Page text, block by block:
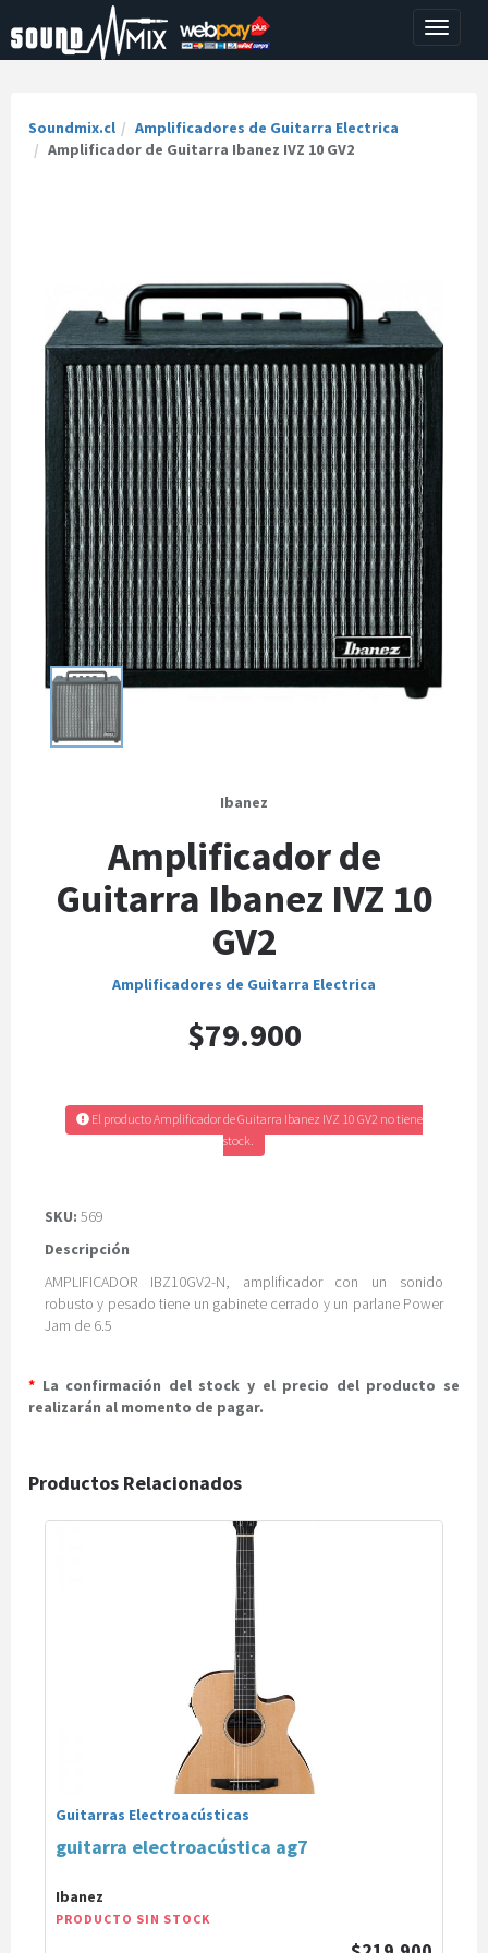
Toggle
Soundmix.cl
Amplificadores de Guitarra Electrica
Amplificador de Guitarra Ibanez IVZ 10 GV2
Ibanez
Amplificador de
Guitarra Ibanez IVZ 10
GV2
Amplificadores de Guitarra Electrica
$79.900
El producto Amplificador de Guitarra Ibanez IVZ 10 GV2 no tiene
stock.
SKU: 569
Descripción
AMPLIFICADOR IBZ10GV2-N, amplificador con un sonido
robusto y pesado tiene un gabinete cerrado y un parlane Power
Jam de 6.5
* La confirmación del stock y el precio del producto se
realizarán al momento de pagar.
Productos Relacionados
Guitarras Electroacústicas
guitarra electroacústica ag7
Ibanez
PRODUCTO SIN STOCK